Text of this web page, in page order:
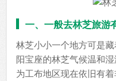
一、一般去林芝旅游
林芝小小一个地方可是
阳宝座的林芝气候温和
为工布地区现在依旧有